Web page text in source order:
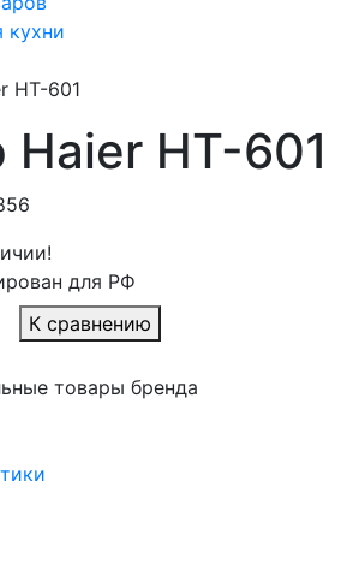
кухни
HT-601
Haier HT-601
для РФ
К сравнению
товары бренда